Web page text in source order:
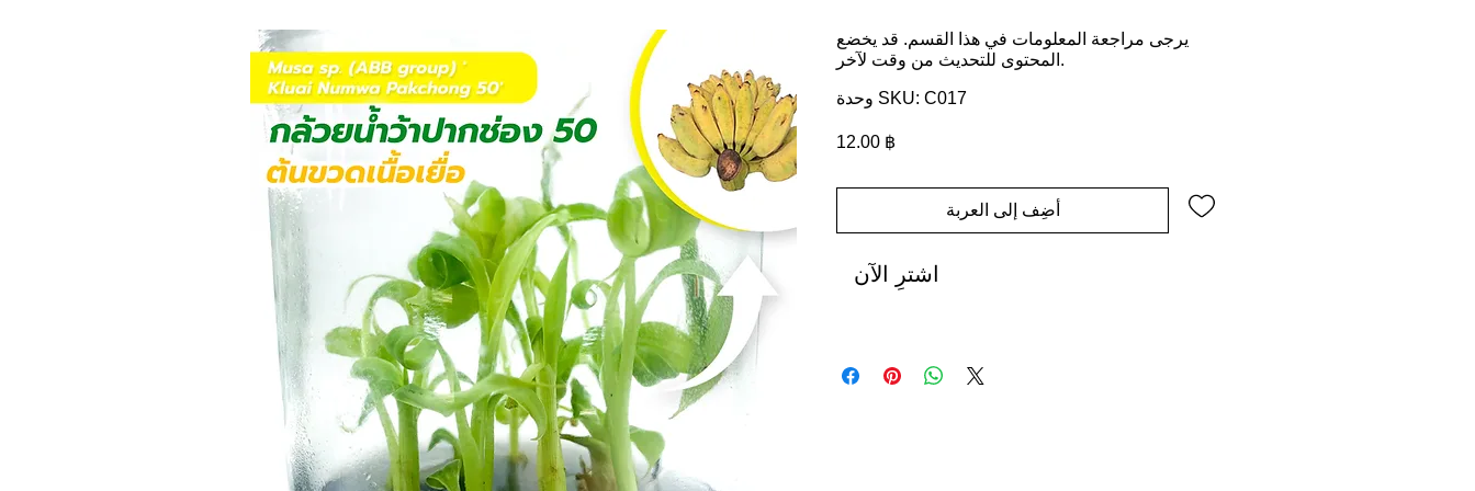
يرجى مراجعة المعلومات في هذا القسم. قد يخضع
المحتوى للتحديث من وقت لآخر.
وحدة SKU: C017
‏12.00 ฿
أضِف إلى العربة
اشترِ الآن